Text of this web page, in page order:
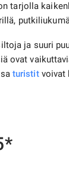
tarjolla
ja suuri
ovat
turistitvoivat